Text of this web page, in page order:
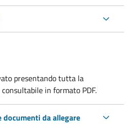
presentando tutta la
in formato PDF.
da allegare